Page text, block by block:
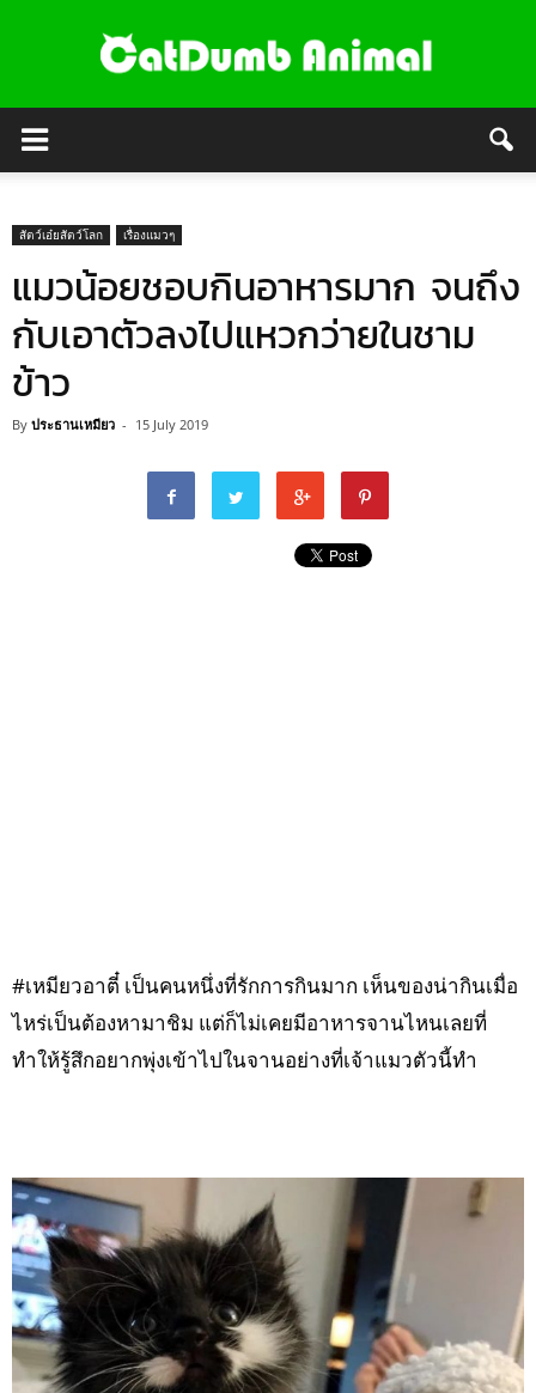
สัตว์เอ๋ยสัตว์โลก เรื่องแมวๆ
แมวน้อยชอบกินอาหารมาก จนถึง
กับเอาตัวลงไปแหวกว่ายในชาม
ข้าว
By ประธานเหมียว - 15 July 2019
#เหมียวอาตี๋ เป็นคนหนึ่งที่รักการกินมาก เห็นของน่ากินเมื่อ
ไหร่เป็นต้องหามาชิม แต่ก็ไม่เคยมีอาหารจานไหนเลยที่
ทำให้รู้สึกอยากพุ่งเข้าไปในจานอย่างที่เจ้าแมวตัวนี้ทำ